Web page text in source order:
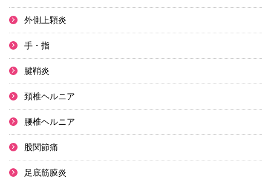
外側上顆炎
手・指
腱鞘炎
頚椎ヘルニア
腰椎ヘルニア
股関節痛
足底筋膜炎